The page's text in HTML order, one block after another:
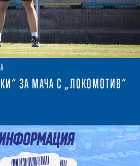
ЗА МАЧА С „ЛОКОМОТИВ“